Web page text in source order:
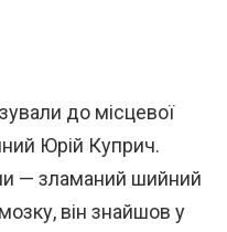
до місцевої
Юрій Куприч.
— зламаний шийний
він знайшов у